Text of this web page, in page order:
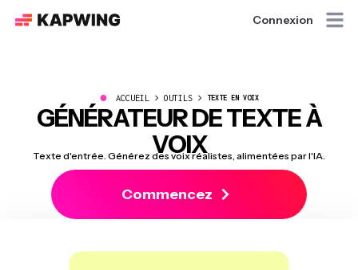
Connexion
● ACCUEIL OUTILS TEXTE EN VOIX
GÉNÉRATEUR DE TEXTE À
VOIX
Texte d'entrée. Générez des voix réalistes, alimentées par l'IA.
Commencez